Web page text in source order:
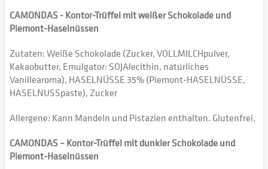
CAMONDAS - Kontor-Trüffel mit weißer Schokolade und
Piemont-Haselnüssen
Zutaten: Weiße Schokolade (Zucker, VOLLMILCHpulver,
Kakaobutter, Emulgator: SOJAlecithin, natürliches
Vanillearoma), HASELNÜSSE 35% (Piemont-HASELNÜSSE,
HASELNUSSpaste), Zucker
Allergene: Kann Mandeln und Pistazien enthalten. Glutenfrei.
CAMONDAS – Kontor-Trüffel mit dunkler Schokolade und
Piemont-Haselnüssen